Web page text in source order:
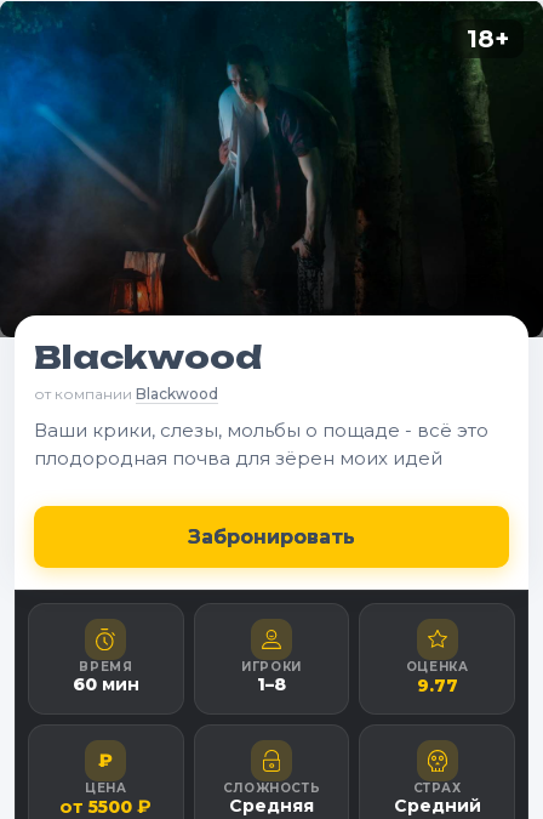
18+
Blackwood
от компании Blackwood
Ваши крики, слезы, мольбы о пощаде - всё это
плодородная почва для зёрен моих идей
Забронировать
ВРЕМЯ
60мин
ИГРОКИ
1–8
ОЦЕНКА
9.77
₽
ЦЕНА
от5500 ₽
СЛОЖНОСТЬ
Средняя
СТРАХ
Средний